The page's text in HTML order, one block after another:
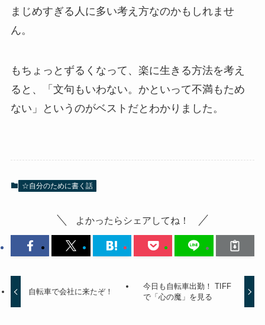
まじめすぎる人に多い考え方なのかもしれませ
ん。
もちょっとずるくなって、楽に生きる方法を考え
ると、「文句もいわない。かといって不満もため
ない」というのがベストだとわかりました。
☆自分のために書く話
よかったらシェアしてね！
自転車で会社に来たぞ！
今日も自転車出勤！ TIFF
で「心の魔」を見る